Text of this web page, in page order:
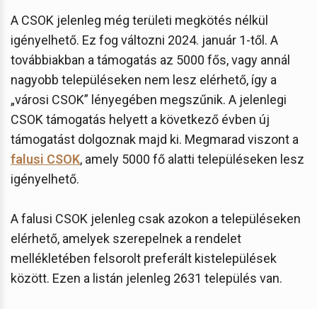
A CSOK jelenleg még területi megkötés nélkül
igényelhető. Ez fog változni 2024. január 1-től. A
továbbiakban a támogatás az 5000 fős, vagy annál
nagyobb településeken nem lesz elérhető, így a
„városi CSOK” lényegében megszűnik. A jelenlegi
CSOK támogatás helyett a következő évben új
támogatást dolgoznak majd ki. Megmarad viszont a
falusi CSOK, amely 5000 fő alatti településeken lesz
igényelhető.
A falusi CSOK jelenleg csak azokon a településeken
elérhető, amelyek szerepelnek a rendelet
mellékletében felsorolt preferált kistelepülések
között. Ezen a listán jelenleg 2631 település van.